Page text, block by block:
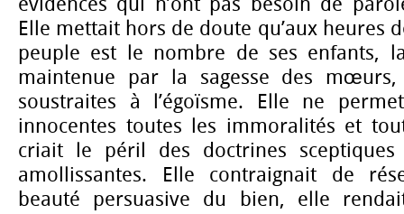
Elle mettait hors de doute qu’aux heures
peuple est le nombre de ses enfants,
maintenue par la sagesse des mœurs,
soustraites à l’égoïsme. Elle ne
innocentes toutes les immoralités et
criait le péril des doctrines
amollissantes. Elle contraignait de
beauté persuasive du bien, elle